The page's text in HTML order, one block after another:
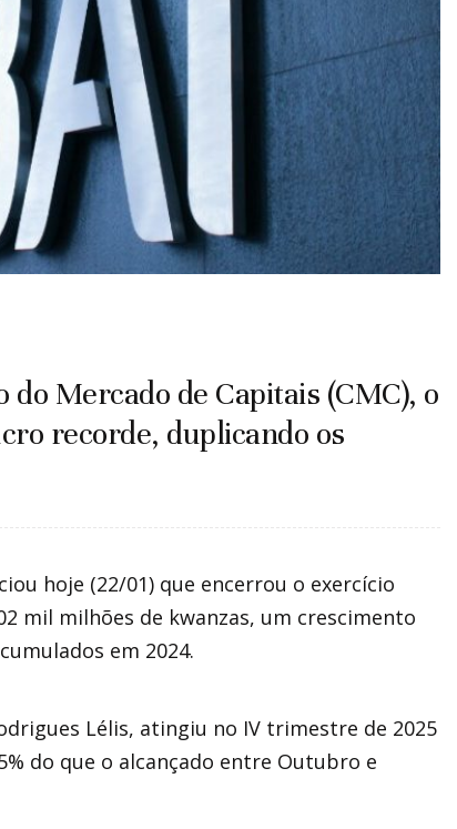
Mercado de Capitais (CMC), o
recorde, duplicando os
hoje (22/01) que encerrou o exercício
mil milhões de kwanzas, um crescimento
em 2024.
Lélis, atingiu no IV trimestre de 2025
do que o alcançado entre Outubro e